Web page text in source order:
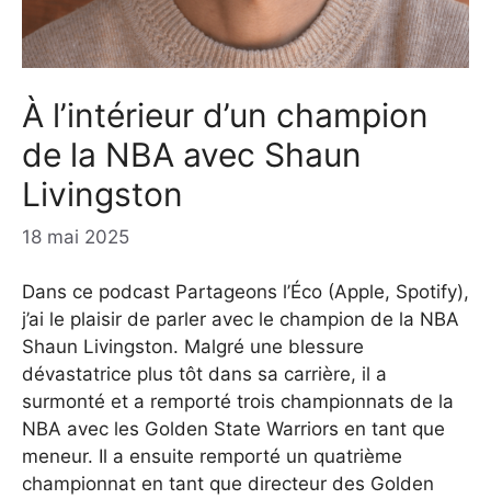
À l’intérieur d’un champion
de la NBA avec Shaun
Livingston
18 mai 2025
Dans ce podcast Partageons l’Éco (Apple, Spotify),
j’ai le plaisir de parler avec le champion de la NBA
Shaun Livingston. Malgré une blessure
dévastatrice plus tôt dans sa carrière, il a
surmonté et a remporté trois championnats de la
NBA avec les Golden State Warriors en tant que
meneur. Il a ensuite remporté un quatrième
championnat en tant que directeur des Golden